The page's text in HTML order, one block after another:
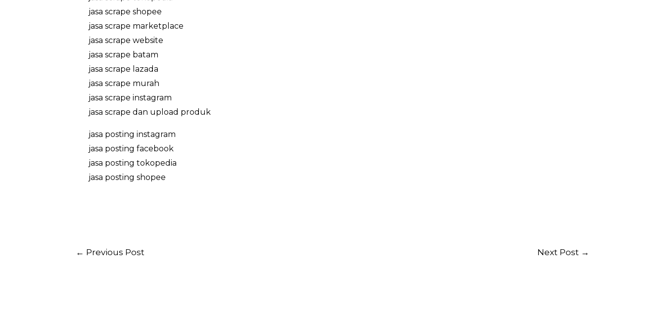
jasa scrape shopee
jasa scrape marketplace
jasa scrape website
jasa scrape batam
jasa scrape lazada
jasa scrape murah
jasa scrape instagram
jasa scrape dan upload produk
jasa posting instagram
jasa posting facebook
jasa posting tokopedia
jasa posting shopee
Post
← Previous Post Next Post →